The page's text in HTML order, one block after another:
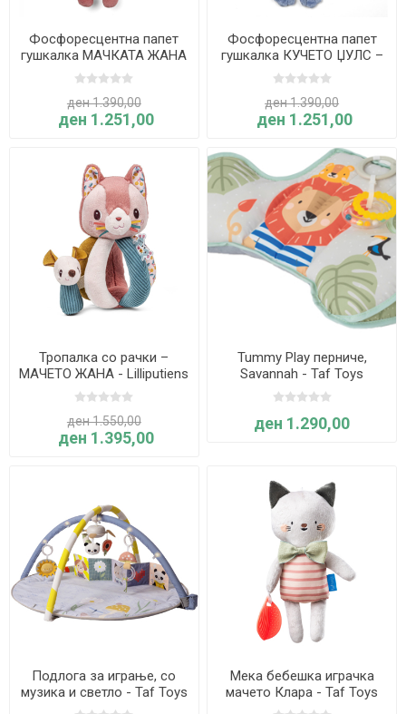
Фосфоресцентна папет
гушкалка МАЧКАТА ЖАНА
– Lilliputiens
ден 1.390,00
ден 1.251,00
Фосфоресцентна папет
гушкалка КУЧЕТО ЏУЛС –
Lilliputiens
ден 1.390,00
ден 1.251,00
Тропалка со рачки –
МАЧЕТО ЖАНА - Lilliputiens
ден 1.550,00
ден 1.395,00
Tummy Play перниче,
Savannah - Taf Toys
ден 1.290,00
Подлога за играње, со
музика и светло - Taf Toys
Мека бебешка играчка
мачето Клара - Taf Toys